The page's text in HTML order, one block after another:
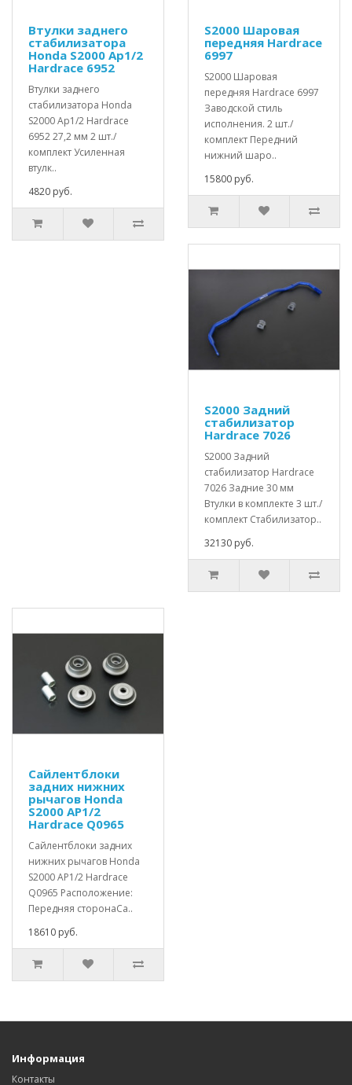
Втулки заднего
стабилизатора
Honda S2000 Ap1/2
Hardrace 6952
Втулки заднего
стабилизатора Honda
S2000 Ap1/2 Hardrace
6952 27,2 мм 2 шт./
комплект Усиленная
втулк..
4820 руб.
S2000 Шаровая
передняя Hardrace
6997
S2000 Шаровая
передняя Hardrace 6997
Заводской стиль
исполнения. 2 шт./
комплект Передний
нижний шаро..
15800 руб.
S2000 Задний
стабилизатор
Hardrace 7026
S2000 Задний
стабилизатор Hardrace
7026 Задние 30 мм
Втулки в комплекте 3 шт./
комплект Стабилизатор..
32130 руб.
Сайлентблоки
задних нижних
рычагов Honda
S2000 AP1/2
Hardrace Q0965
Сайлентблоки задних
нижних рычагов Honda
S2000 AP1/2 Hardrace
Q0965 Расположение:
Передняя сторонаСа..
18610 руб.
Информация
Контакты